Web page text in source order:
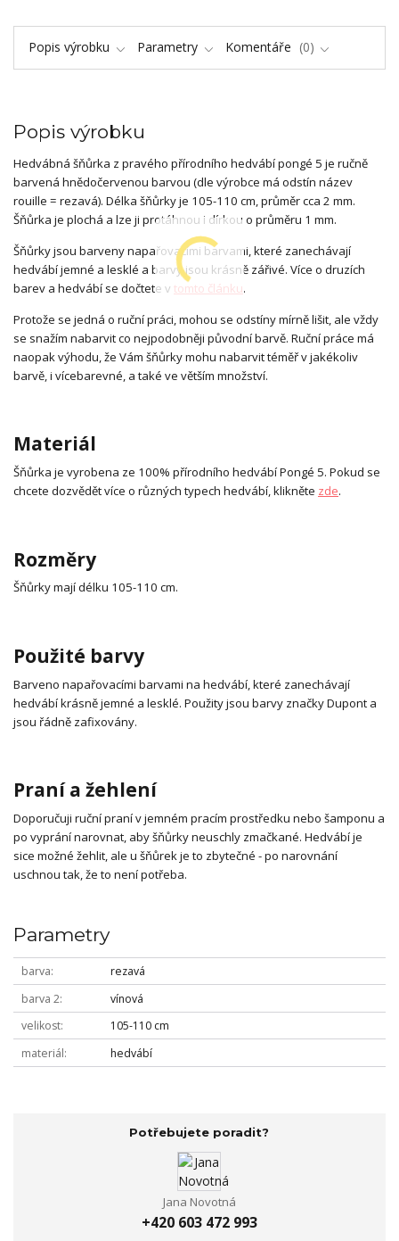
Popis výrobku Parametry Komentáře 0
Popis výrobku
Hedvábná šňůrka z pravého přírodního hedvábí pongé 5 je ručně
barvená hnědočervenou barvou (dle výrobce má odstín název
rouille = rezavá). Délka šňůrky je 105-110 cm, průměr cca 2 mm.
Šňůrka je plochá a lze ji protáhnou i dírkou o průměru 1 mm.
Šňůrky jsou barveny napařovacími barvami, které zanechávají
hedvábí jemné a lesklé a barvy jsou krásně zářivé. Více o druzích
barev a hedvábí se dočtete v tomto článku.
Protože se jedná o ruční práci, mohou se odstíny mírně lišit, ale vždy
se snažím nabarvit co nejpodobněji původní barvě. Ruční práce má
naopak výhodu, že Vám šňůrky mohu nabarvit téměř v jakékoliv
barvě, i vícebarevné, a také ve větším množství.
Materiál
Šňůrka je vyrobena ze 100% přírodního hedvábí Pongé 5. Pokud se
chcete dozvědět více o různých typech hedvábí, klikněte zde.
Rozměry
Šňůrky mají délku 105-110 cm.
Použité barvy
Barveno napařovacími barvami na hedvábí, které zanechávají
hedvábí krásně jemné a lesklé. Použity jsou barvy značky Dupont a
jsou řádně zafixovány.
Praní a žehlení
Doporučuji ruční praní v jemném pracím prostředku nebo šamponu a
po vyprání narovnat, aby šňůrky neuschly zmačkané. Hedvábí je
sice možné žehlit, ale u šňůrek je to zbytečné - po narovnání
uschnou tak, že to není potřeba.
Parametry
barva
rezavá
barva 2
vínová
velikost
105-110 cm
materiál
hedvábí
Potřebujete poradit?
Jana Novotná
+420 603 472 993